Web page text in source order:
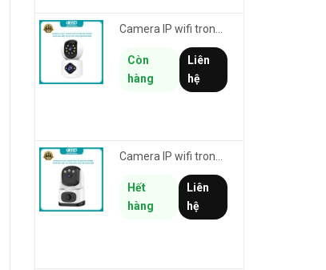
Còn
hàng
Liên
hệ
Camera IP wifi trong nhà VSTARCAM CS995M phân giải 2MP HD led trợ sáng - cảnh báo khói, gas, cháy
Hết
hàng
Liên
hệ